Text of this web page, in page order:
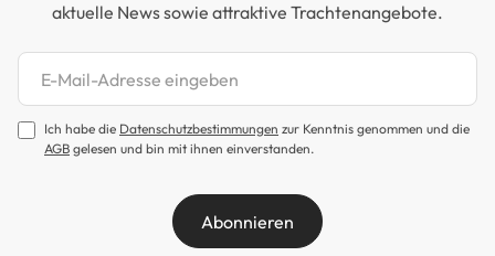
aktuelle News sowie attraktive Trachtenangebote.
Newsletter abonnieren
Ich habe die Datenschutzbestimmungen zur Kenntnis genommen und die
AGB gelesen und bin mit ihnen einverstanden.
Abonnieren